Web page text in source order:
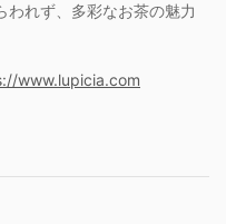
われず、多彩なお茶の魅力
www.lupicia.com